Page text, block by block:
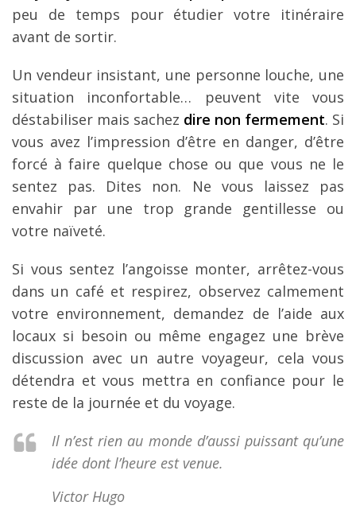
peu de temps pour étudier votre itinéraire
avant de sortir.
Un vendeur insistant, une personne louche, une
situation inconfortable… peuvent vite vous
déstabiliser mais sachez dire non fermement. Si
vous avez l’impression d’être en danger, d’être
forcé à faire quelque chose ou que vous ne le
sentez pas. Dites non. Ne vous laissez pas
envahir par une trop grande gentillesse ou
votre naïveté.
Si vous sentez l’angoisse monter, arrêtez-vous
dans un café et respirez, observez calmement
votre environnement, demandez de l’aide aux
locaux si besoin ou même engagez une brève
discussion avec un autre voyageur, cela vous
détendra et vous mettra en confiance pour le
reste de la journée et du voyage.
Il n’est rien au monde d’aussi puissant qu’une
idée dont l’heure est venue.
Victor Hugo